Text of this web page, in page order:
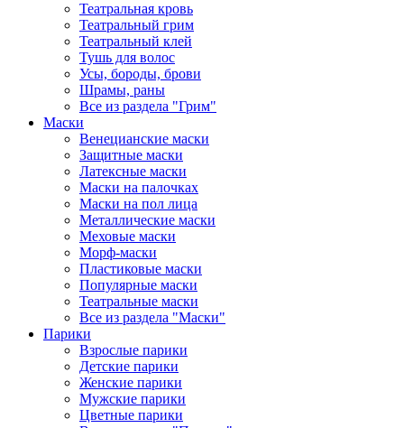
Театральная кровь
Театральный грим
Театральный клей
Тушь для волос
Усы, бороды, брови
Шрамы, раны
Все из раздела "Грим"
Маски
Венецианские маски
Защитные маски
Латексные маски
Маски на палочках
Маски на пол лица
Металлические маски
Меховые маски
Морф-маски
Пластиковые маски
Популярные маски
Театральные маски
Все из раздела "Маски"
Парики
Взрослые парики
Детские парики
Женские парики
Мужские парики
Цветные парики